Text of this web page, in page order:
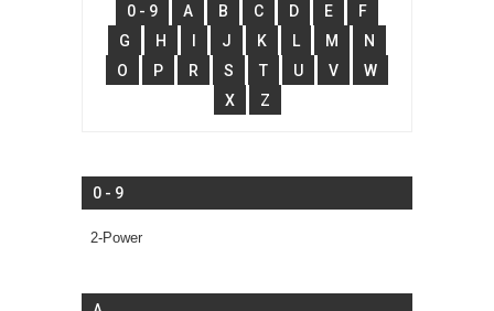
0 - 9 A B C D E
F
G
H J K L M
N
O
P R S T U V
W
X
Z
0 - 9
2-Power